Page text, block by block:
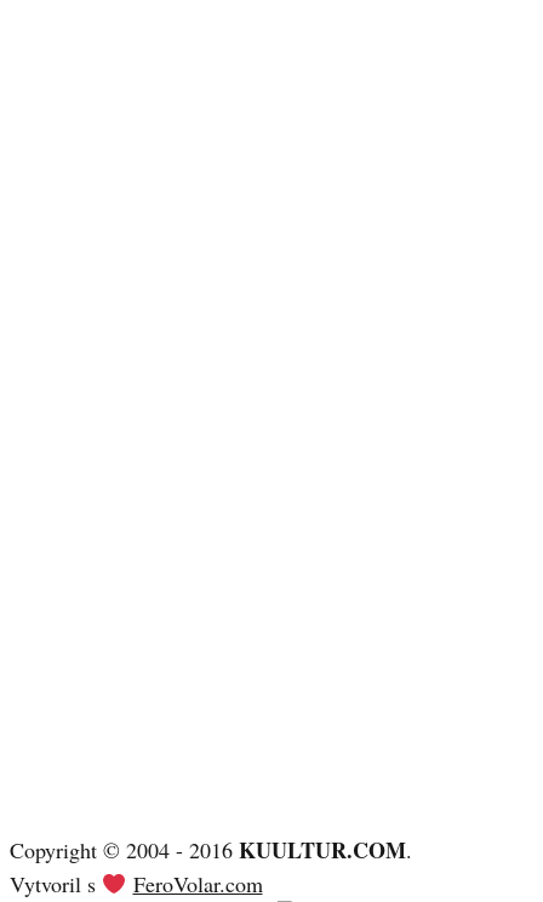
Copyright © 2004 - 2016 KUULTUR.COM.
Vytvoril s
FeroVolar.com